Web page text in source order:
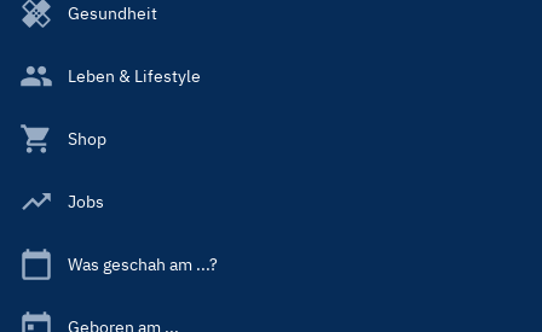
Gesundheit
Leben & Lifestyle
Shop
Jobs
Was geschah am ...?
Geboren am ...